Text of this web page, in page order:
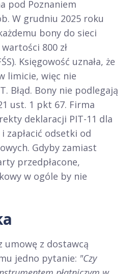
pod Poznaniem
W grudniu 2025 roku
bony do sieci
800 zł
Księgowość uznała, że
limicie, więc nie
Błąd. Bony nie podlegają
ust. 1 pkt 67. Firma
deklaracji PIT-11 dla
zapłacić odsetki od
Gdyby zamiast
przedpłacone,
w ogóle by nie
umowę z dostawcą
jedno pytanie: "Czy